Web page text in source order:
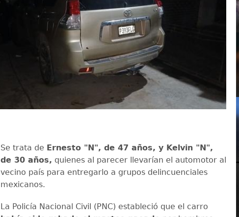
Se trata de Ernesto "N", de 47 años, y Kelvin "N",
de 30 años, quienes al parecer llevarían el automotor al
vecino país para entregarlo a grupos delincuenciales
mexicanos.
La Policía Nacional Civil (PNC) estableció que el carro